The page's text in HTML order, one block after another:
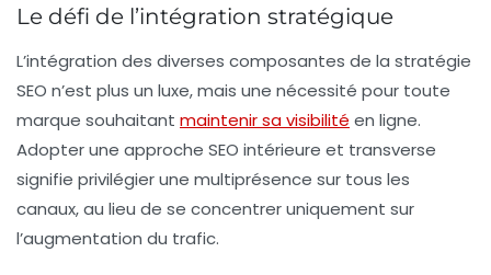
Le défi de l’intégration stratégique
L’intégration des diverses composantes de la stratégie
SEO n’est plus un luxe, mais une nécessité pour toute
marque souhaitant maintenir sa visibilité en ligne.
Adopter une approche SEO intérieure et transverse
signifie privilégier une multiprésence sur tous les
canaux, au lieu de se concentrer uniquement sur
l’augmentation du trafic.